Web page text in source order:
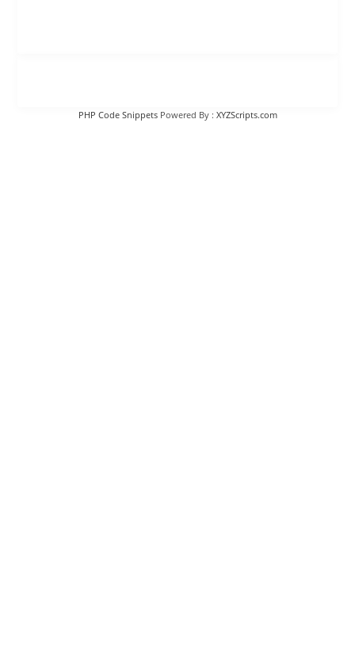
PHP Code SnippetsPowered By : XYZScripts.com